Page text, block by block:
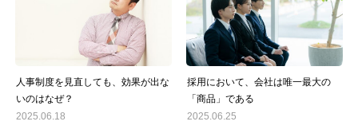
人事制度を見直しても、効果が出な
いのはなぜ？
2025.06.18
採用において、会社は唯一最大の
「商品」である
2025.06.25